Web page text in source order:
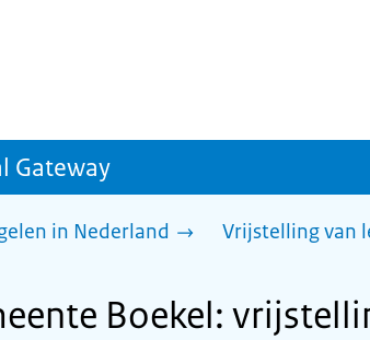
Gateway
in Nederland Vrijstelling van
Boekel: